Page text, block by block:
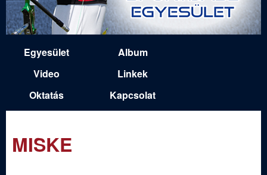
e
g
i
m
Egyesület
Album
Video
Linkek
Oktatás
Kapcsolat
MISKE